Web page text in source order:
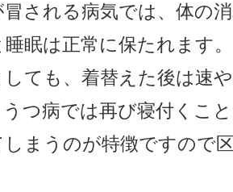
冒される病気では、体の
眠は正常に保たれます
ても、着替えた後は速
つ病では再び寝付くこ
しまうのが特徴ですので